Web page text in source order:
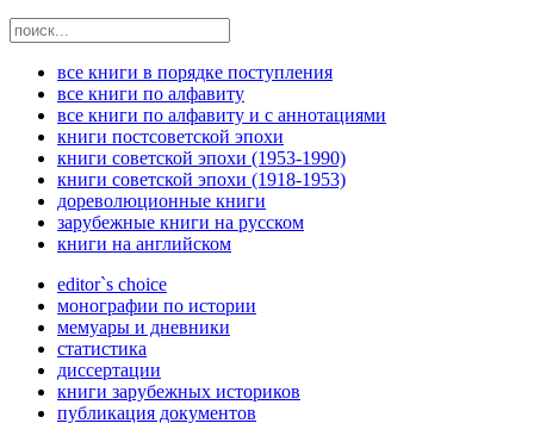
все книги в порядке поступления
все книги по алфавиту
все книги по алфавиту и с аннотациями
книги постсоветской эпохи
книги советской эпохи (1953-1990)
книги советской эпохи (1918-1953)
дореволюционные книги
зарубежные книги на русском
книги на английском
editor`s choice
монографии по истории
мемуары и дневники
статистика
диссертации
книги зарубежных историков
публикация документов